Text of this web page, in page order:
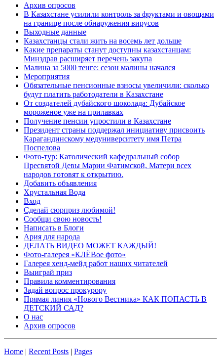
Архив опросов
В Казахстане усилили контроль за фруктами и овощами
на границе после обнаружения вирусов
Выходные данные
Казахстанцы стали жить на восемь лет дольше
Какие препараты станут доступны казахстанцам:
Минздрав расширяет перечень закупа
Малина за 5000 тенге: сезон малины начался
Мероприятия
Обязательные пенсионные взносы увеличили: сколько
будут платить работодатели в Казахстане
От создателей дубайского шоколада: Дубайское
мороженое уже на прилавках
Получение пенсии упростили в Казахстане
Президент страны поддержал инициативу присвоить
Карагандинскому медуниверситету имя Петра
Поспелова
Фото-тур: Католический кафедральный собор
Пресвятой Девы Марии Фатимской, Матери всех
народов готовят к открытию.
Добавить объявления
Хрустальная Вода
Вход
Сделай сюрприз любимой!
Сообщи свою новость!
Написать в Блоги
Ария для народа
ДЕЛАТЬ ВИДЕО МОЖЕТ КАЖДЫЙ!
Фото-галерея «КЛЁВое фото»
Галерея хенд-мейд работ наших читателей
Выиграй приз
Правила комментирования
Задай вопрос прокурору
Прямая линия «Нового Вестника» КАК ПОПАСТЬ В
ДЕТСКИЙ САД?
О нас
Архив опросов
Home | Recent Posts | Pages